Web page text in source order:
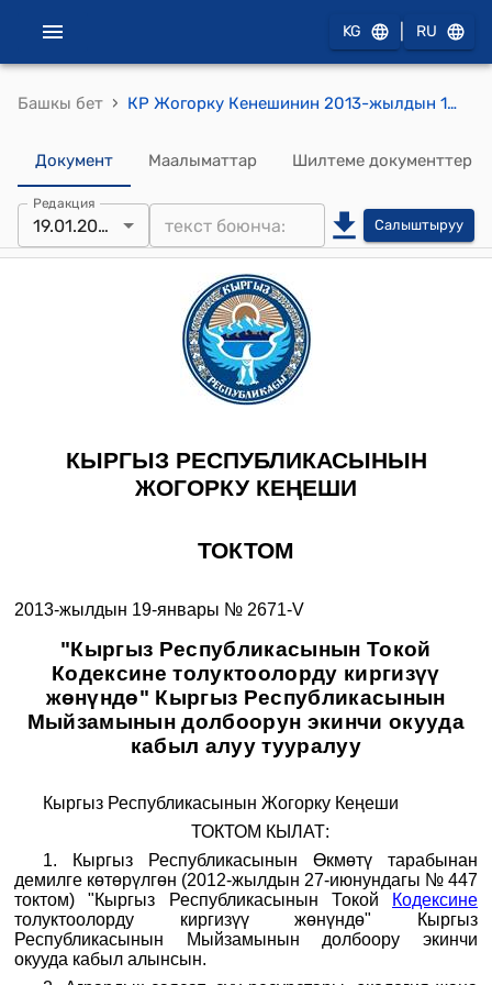
KG RU
Башкы бет › КР Жогорку Кенешинин 2013-жылдын 19-январындагы № 2671-V "Кыргыз Республикасынын Токой Кодексине толуктоолорду киргизүү жөнүндө" Кыргыз Республикасынын Мыйзамынын долбоорун экинчи окууда кабыл алуу тууралуу" токтому
Документ Маалыматтар Шилтеме документтер
Редакция
19.01.2013 Салыштыруу